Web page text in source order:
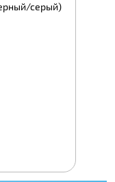
серый)